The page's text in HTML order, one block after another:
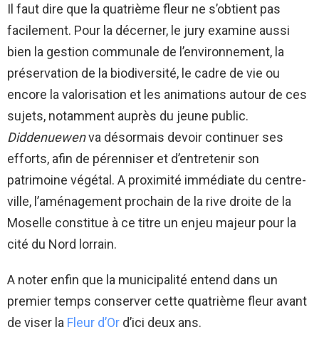
Il faut dire que la quatrième fleur ne s’obtient pas
facilement. Pour la décerner, le jury examine aussi
bien la gestion communale de l’environnement, la
préservation de la biodiversité, le cadre de vie ou
encore la valorisation et les animations autour de ces
sujets, notamment auprès du jeune public.
Diddenuewenva désormais devoir continuer ses
efforts, afin de pérenniser et d’entretenir son
patrimoine végétal. A proximité immédiate du centre-
ville, l’aménagement prochain de la rive droite de la
Moselle constitue à ce titre un enjeu majeur pour la
cité du Nord lorrain.
A noter enfin que la municipalité entend dans un
premier temps conserver cette quatrième fleur avant
de viser la Fleur d’Or d’ici deux ans.